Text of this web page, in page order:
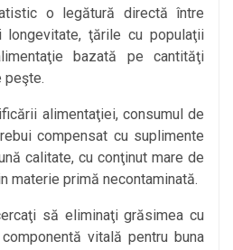
o legătură directă între
ţările cu populaţii
bazată pe cantităţi
peşte.
alimentaţiei, consumul de
compensat cu suplimente
calitate, cu conţinut mare de
materie primă necontaminată.
să eliminaţi grăsimea cu
vitală pentru buna